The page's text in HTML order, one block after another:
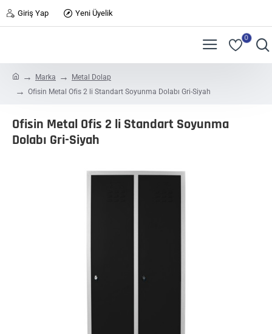
Giriş Yap Yeni Üyelik
0
Marka
Metal Dolap
Ofisin Metal Ofis 2 li Standart Soyunma Dolabı Gri-Siyah
Ofisin Metal Ofis 2 li Standart Soyunma
Dolabı Gri-Siyah